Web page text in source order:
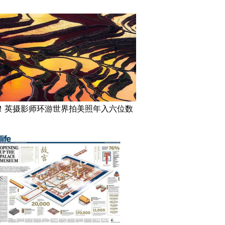
英摄影师环游世界拍美照年入六位数